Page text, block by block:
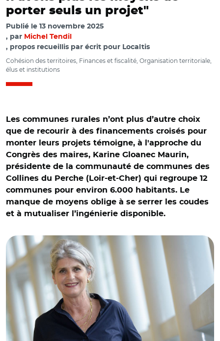
porter seuls un projet"
Publié le 13 novembre 2025
par Michel Tendil
, propos recueillis par écrit pour Localtis
Cohésion des territoires, Finances et fiscalité, Organisation territoriale,
élus et institutions
Les communes rurales n’ont plus d’autre choix
que de recourir à des financements croisés pour
monter leurs projets témoigne, à l'approche du
Congrès des maires, Karine Gloanec Maurin,
présidente de la communauté de communes des
Collines du Perche (Loir-et-Cher) qui regroupe 12
communes pour environ 6.000 habitants. Le
manque de moyens oblige à se serrer les coudes
et à mutualiser l’ingénierie disponible.